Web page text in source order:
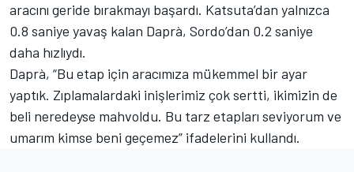
aracını geride bırakmayı başardı. Katsuta’dan yalnızca
0.8 saniye yavaş kalan Daprà, Sordo’dan 0.2 saniye
daha hızlıydı.
Daprà, “Bu etap için aracımıza mükemmel bir ayar
yaptık. Zıplamalardaki inişlerimiz çok sertti, ikimizin de
beli neredeyse mahvoldu. Bu tarz etapları seviyorum ve
umarım kimse beni geçemez” ifadelerini kullandı.